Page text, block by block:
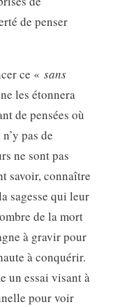
de penser
ce « sans
les étonnera
de pensées où
pas de
ne sont pas
savoir, connaître
sagesse qui leur
de la mort
à gravir pour
à conquérir.
un essai visant à
pour voir